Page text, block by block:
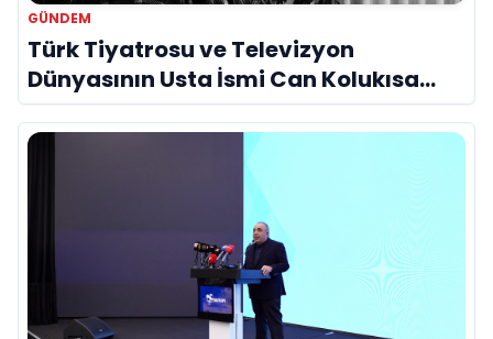
GÜNDEM
Türk Tiyatrosu ve Televizyon
Dünyasının Usta İsmi Can Kolukısa
Hayatını Kaybetti